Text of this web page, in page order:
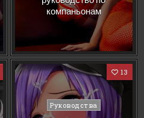
компаньонам
13
Posted
Руководства